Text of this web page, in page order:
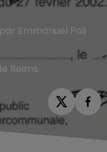
Emmanuel Poli
Reims